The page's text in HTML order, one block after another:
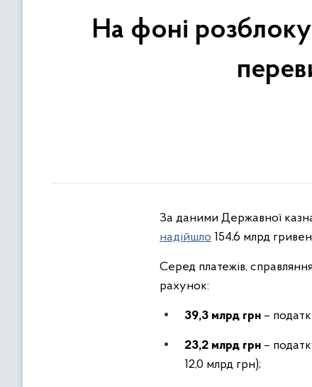
На фоні
За даними Державної
надійшло 154,6 млрд
Серед платежів,
рахунок:
39,3 млрд грн –
23,2 млрд грн –
12,0 млрд грн);